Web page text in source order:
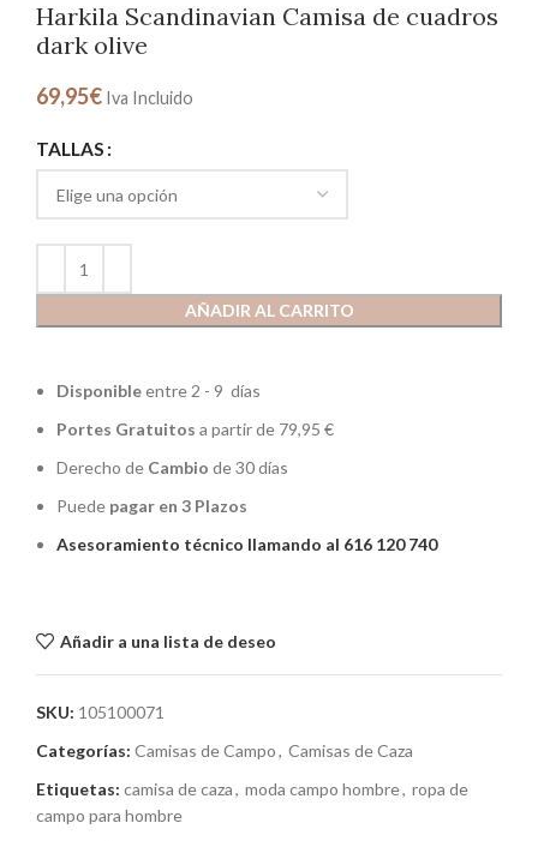
Harkila Scandinavian Camisa de cuadros
dark olive
69,95€ Iva Incluido
TALLAS
AÑADIR AL CARRITO
Disponibleentre 2 - 9 días
Portes Gratuitos a partir de 79,95 €
Derecho de Cambio de 30 días
Puede pagar en 3 Plazos
Asesoramiento técnico llamando al 616 120 740
Añadir a una lista de deseo
SKU: 105100071
Categorías: Camisas de Campo, Camisas de Caza
Etiquetas: camisa de caza, moda campo hombre, ropa de
campo para hombre